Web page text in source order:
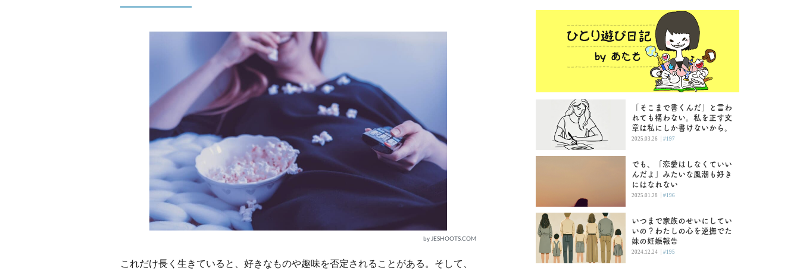
by JESHOOTS.COM
これだけ長く生きていると、好きなものや趣味を否定されることがある。そして、
「そこまで書くんだ」と言わ
れても構わない。私を正す文
章は私にしか書けないから。
2025.03.26 | #197
でも、「恋愛はしなくていい
んだよ」みたいな風潮も好き
にはなれない
2025.01.28 | #196
いつまで家族のせいにしてい
いの？わたしの心を逆撫でた
妹の妊娠報告
2024.12.24 | #195